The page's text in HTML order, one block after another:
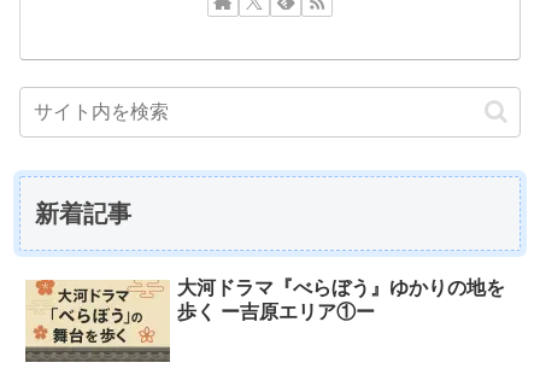
新着記事
大河ドラマ『べらぼう』ゆかりの地を
歩く ー吉原エリア①ー